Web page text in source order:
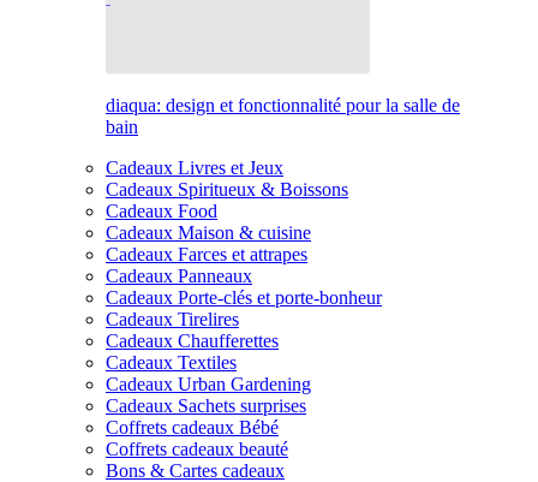
diaqua: design et fonctionnalité pour la salle de
bain
Cadeaux Livres et Jeux
Cadeaux Spiritueux & Boissons
Cadeaux Food
Cadeaux Maison & cuisine
Cadeaux Farces et attrapes
Cadeaux Panneaux
Cadeaux Porte-clés et porte-bonheur
Cadeaux Tirelires
Cadeaux Chaufferettes
Cadeaux Textiles
Cadeaux Urban Gardening
Cadeaux Sachets surprises
Coffrets cadeaux Bébé
Coffrets cadeaux beauté
Bons & Cartes cadeaux